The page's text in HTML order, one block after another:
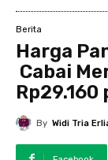
Berita
Harga
Cabai
Rp29.160
By Widi Tria